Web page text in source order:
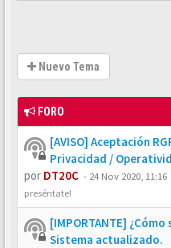
Nuevo Tema
FORO
[AVISO] Aceptación
Privacidad /
por DT20C - 24 Nov 2020, 11:16
preséntate!
[IMPORTANTE] ¿Cómo
Sistema actualizado.